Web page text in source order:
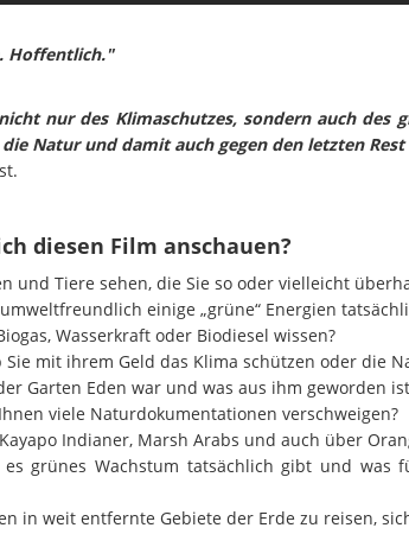
Hoffentlich."
nur des Klimaschutzes, sondern auch
Natur und damit auch gegen den letzten
diesen Film anschauen?
und Tiere sehen, die Sie so oder vielleicht
einige „grüne“ Energien
Wasserkraft oder Biodiesel wissen?
mit ihrem Geld das Klima schützen oder die
Garten Eden war und was aus ihm geworden
viele Naturdokumentationen verschweigen?
Indianer, Marsh Arabs und auch über
grünes Wachstum tatsächlich gibt und was
in weit entfernte Gebiete der Erde zu reisen,